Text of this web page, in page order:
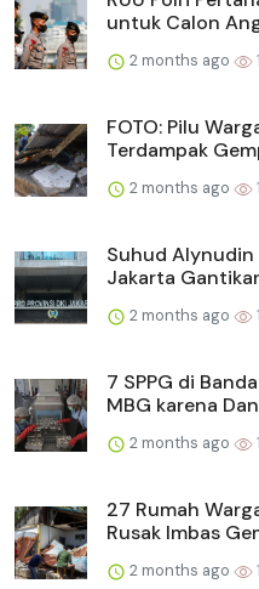
untuk Calon
2 months ago
FOTO: Pilu
Terdampak
2 months ago
Suhud Alynudin
Jakarta
2 months ago
7 SPPG di
MBG karena
2 months ago
27 Rumah
Rusak Imbas
2 months ago